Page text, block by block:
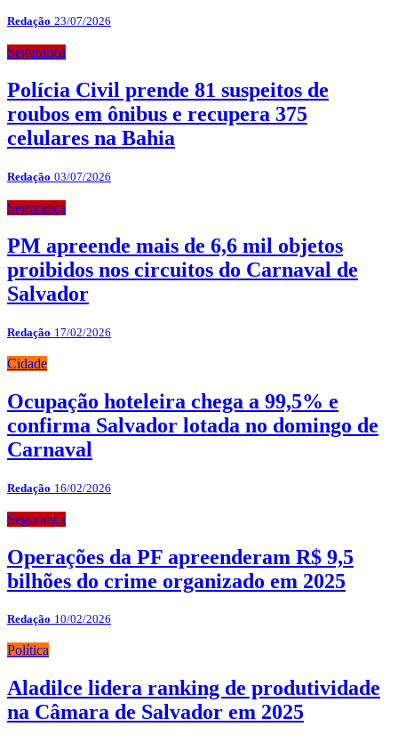
Redação 23/07/2026
Segurança
Polícia Civil prende 81 suspeitos de
roubos em ônibus e recupera 375
celulares na Bahia
Redação 03/07/2026
Segurança
PM apreende mais de 6,6 mil objetos
proibidos nos circuitos do Carnaval de
Salvador
Redação 17/02/2026
Cidade
Ocupação hoteleira chega a 99,5% e
confirma Salvador lotada no domingo de
Carnaval
Redação 16/02/2026
Segurança
Operações da PF apreenderam R$ 9,5
bilhões do crime organizado em 2025
Redação 10/02/2026
Política
Aladilce lidera ranking de produtividade
na Câmara de Salvador em 2025